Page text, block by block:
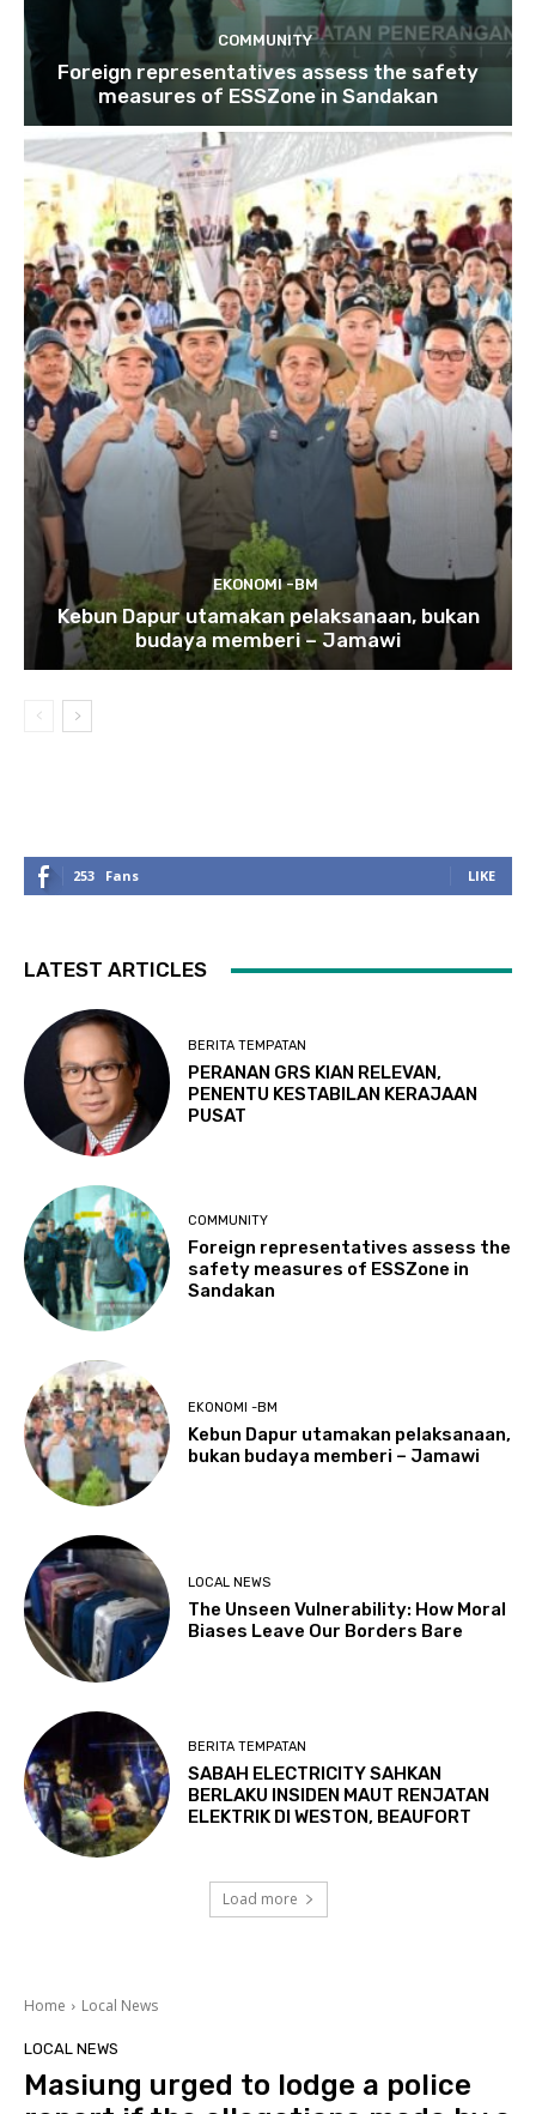
COMMUNITY
Foreign representatives assess the safety
measures of ESSZone in Sandakan
EKONOMI -BM
Kebun Dapur utamakan pelaksanaan, bukan
budaya memberi – Jamawi
253 Fans LIKE
LATEST ARTICLES
BERITA TEMPATAN
PERANAN GRS KIAN RELEVAN,
PENENTU KESTABILAN KERAJAAN
PUSAT
COMMUNITY
Foreign representatives assess the
safety measures of ESSZone in
Sandakan
EKONOMI -BM
Kebun Dapur utamakan pelaksanaan,
bukan budaya memberi – Jamawi
LOCAL NEWS
The Unseen Vulnerability: How Moral
Biases Leave Our Borders Bare
BERITA TEMPATAN
SABAH ELECTRICITY SAHKAN
BERLAKU INSIDEN MAUT RENJATAN
ELEKTRIK DI WESTON, BEAUFORT
Load more